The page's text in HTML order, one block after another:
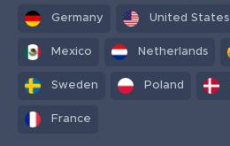
Germany United States
Mexico Netherlands
Sweden Poland
France